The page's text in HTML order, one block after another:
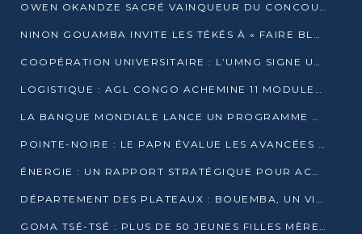
OWEN OKANDZE SACRÉ VAINQUEUR DU CONCOURS SLAM POUR LA VIE
NINON GOUAMBA INVITE LES TÉKÉS À « FAIRE BLOC » POUR PESER DANS LE DÉBAT NATIONAL
COOPÉRATION UNIVERSITAIRE : L’UMNG SIGNE UN ACCORD STRATÉGIQUE AVEC L’UNIVERSITÉ HAINAN EN CHINE
LOGISTIQUE : AGL CONGO ACHEMINE 11 MODULES GÉANTS JUSQU’À BRAZZAVILLE
LA BANQUE MONDIALE LANCE UN PROGRAMME DE 394 MILLIONS DE DOLLARS POUR LE BASSIN DU CONGO
POINTE-NOIRE : LE PAPN ÉVALUE LES AVANCÉES DU MÔLE EST
ÉNERGIE : UN RAPPORT STRATÉGIQUE POUR ACCÉLÉRER LA TRANSITION AU CONGO
DÉPARTEMENT DES PLATEAUX : BOUEMBA, UN VIVIER ÉCONOMIQUE PRÊT À EXPLOSER
GOMA TSÉ-TSÉ : PLUS DE 50 JEUNES FILLES MÈRES SENSIBILISÉES À LA SANTÉ SEXUELLE